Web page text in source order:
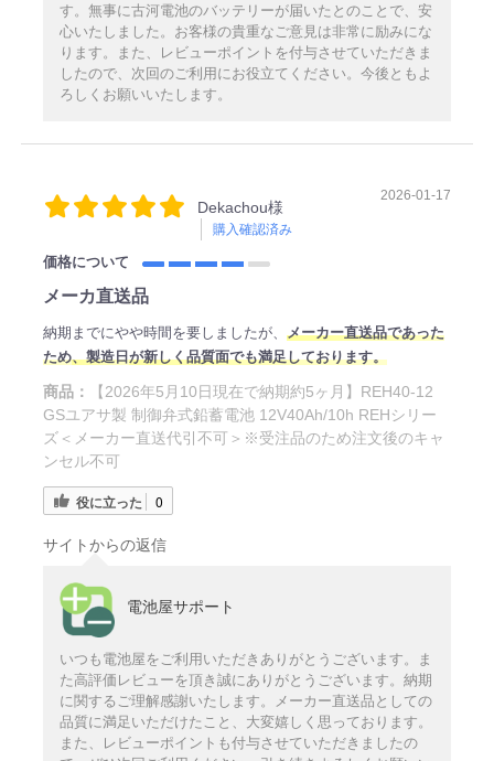
す。無事に古河電池のバッテリーが届いたとのことで、安
心いたしました。お客様の貴重なご意見は非常に励みにな
ります。また、レビューポイントを付与させていただきま
したので、次回のご利用にお役立てください。今後ともよ
ろしくお願いいたします。
Dekachou様
購入確認済み
2026-01-17
価格について
メーカ直送品
納期までにやや時間を要しましたが、 メーカー直送品であった
ため、製造日が新しく品質面でも満足しております。
商品：
【2026年5月10日現在で納期約5ヶ月】REH40-12
GSユアサ製 制御弁式鉛蓄電池 12V40Ah/10h REHシリー
ズ＜メーカー直送代引不可＞※受注品のため注文後のキャ
ンセル不可
役に立った 0
サイトからの返信
電池屋サポート
いつも電池屋をご利用いただきありがとうございます。ま
た高評価レビューを頂き誠にありがとうございます。納期
に関するご理解感謝いたします。メーカー直送品としての
品質に満足いただけたこと、大変嬉しく思っております。
また、レビューポイントも付与させていただきましたの